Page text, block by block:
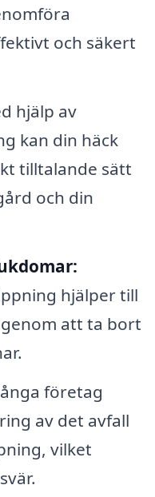
och säkert
hjälp av
kan din häck
tilltalande sätt
och din
hjälper till
att ta bort
företag
av det avfall
vilket